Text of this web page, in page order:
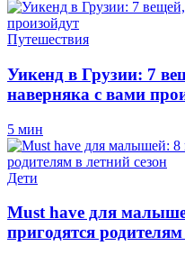
Путешествия
Уикенд в Грузии: 7
наверняка с вами
5 мин
Дети
Must have для
пригодятся